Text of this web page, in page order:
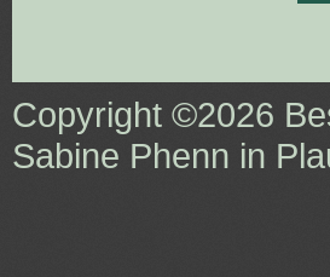
Copyright ©2026
Sabine Phenn in